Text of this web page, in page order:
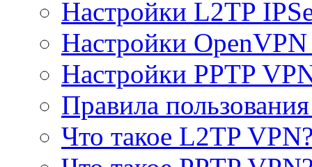
Настройки L2TP
Настройки
Настройки PPTP
Правила
Что такое L2TP